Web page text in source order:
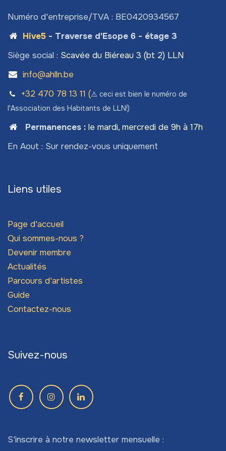
Numéro d'entreprise/TVA : BE0420934567
Hive5- Traverse d'Esope 6 - étage 3
Siège social : Scavée du Biéreau 3 (bt 2) LLN
info@ahlln.be
+32 470 78​ 13 11 (⚠️ ceci est bien le numéro de
l'Association des Habitants de LLN!)
Permanences: le mardi, mercredi de 9h à 17h
En Aout : Sur rendez-vous uniquement
Liens utiles
Page d'accueil
Qui sommes-nous ?
Devenir membre
Actualités
Parcours d'artistes
Guide
Contactez-nous
Suivez-nous
S'inscrire à notre newsletter mensuelle :